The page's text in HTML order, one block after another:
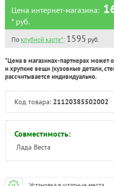
Цена интернет-магазина:
* руб.
По клубной карте*: 1595 руб.
*Цена в магазинах-партнерах может
и хрупкие вещи (кузовные детали,
рассчитывается индивидуально.
Код товара: 21120385502002
Совместимость:
Лада Веста